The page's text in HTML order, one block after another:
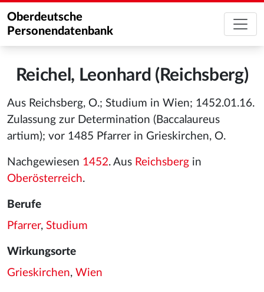
Oberdeutsche
Personendatenbank
Reichel, Leonhard (Reichsberg)
Aus Reichsberg, O.; Studium in Wien; 1452.01.16.
Zulassung zur Determination (Baccalaureus
artium); vor 1485 Pfarrer in Grieskirchen, O.
Nachgewiesen 1452. Aus Reichsberg in
Oberösterreich.
Berufe
Pfarrer, Studium
Wirkungsorte
Grieskirchen, Wien